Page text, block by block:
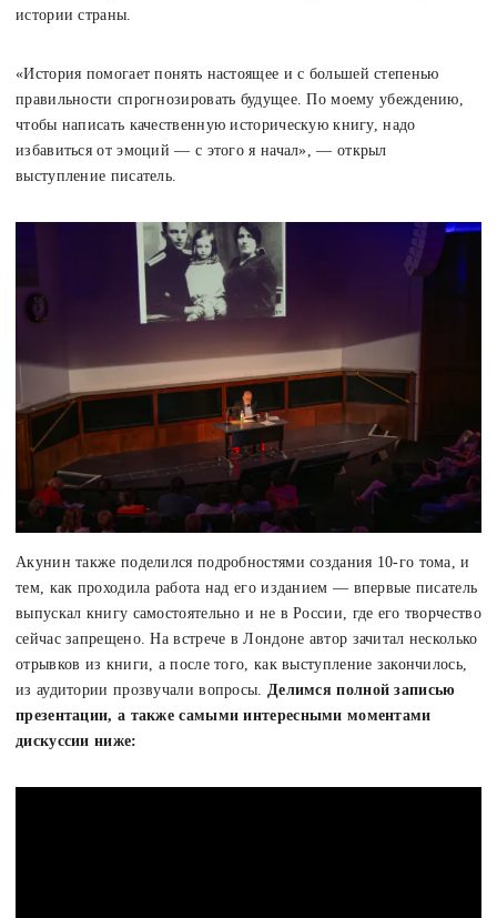
истории страны.
«История помогает понять настоящее и с большей степенью
правильности спрогнозировать будущее. По моему убеждению,
чтобы написать качественную историческую книгу, надо
избавиться от эмоций — с этого я начал», — открыл
выступление писатель.
Акунин также поделился подробностями создания 10-го тома, и
тем, как проходила работа над его изданием — впервые писатель
выпускал книгу самостоятельно и не в России, где его творчество
сейчас запрещено. На встрече в Лондоне автор зачитал несколько
отрывков из книги, а после того, как выступление закончилось,
из аудитории прозвучали вопросы. Делимся полной записью
презентации, а также самыми интересными моментами
дискуссии ниже: